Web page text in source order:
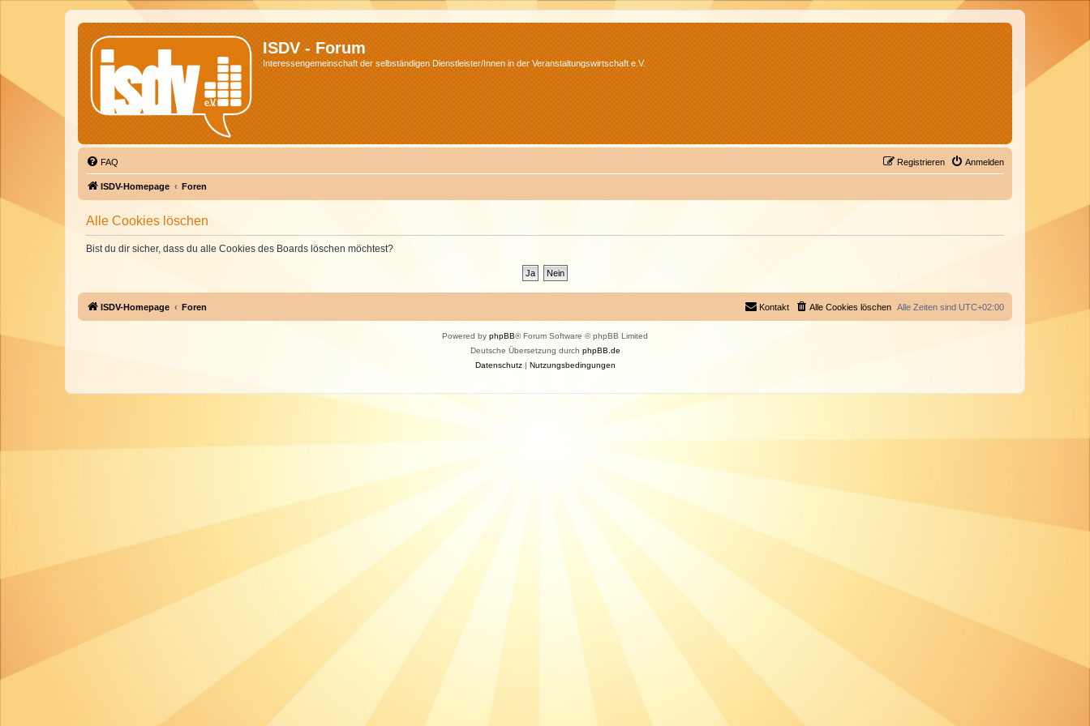
ISDV - Forum
Interessengemeinschaft der selbständigen Dienstleister/Innen in der Veranstaltungswirtschaft e.V.
FAQ Anmelden
Registrieren
ISDV-Homepage Foren
Alle Cookies löschen
Bist du dir sicher, dass du alle Cookies des Boards löschen möchtest?
ISDV-Homepage Foren Alle Zeiten sind UTC+02:00
Alle Cookies löschen
Kontakt
Powered by phpBB® Forum Software © phpBB Limited
Deutsche Übersetzung durch phpBB.de
Datenschutz| Nutzungsbedingungen